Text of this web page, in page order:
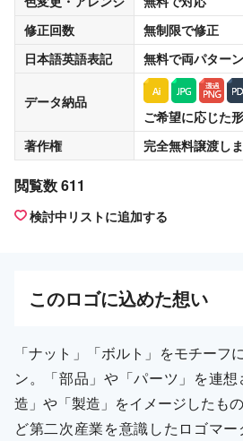
修正回数
無制限で修正
日本語英語表記
無料で両パター
データ納品
ご希望に応じた
著作権
完全無料譲渡し
閲覧数 611
検討中リストに追加する
このロゴに込めた想い
「ナット」「ボルト」をモチーフ
ン。「部品」や「パーツ」を連
造」や「製造」をイメージしたも
ど第二次産業を意識したロゴマ